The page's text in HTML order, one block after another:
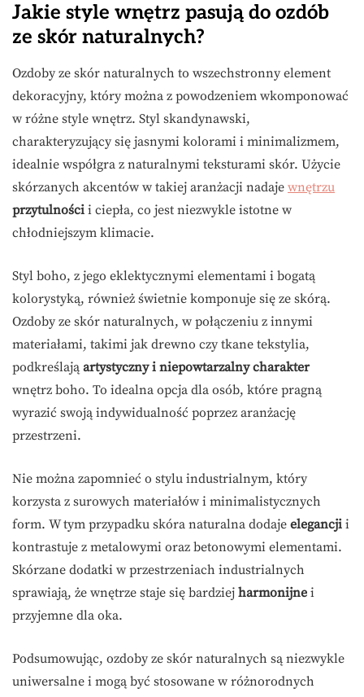
Jakie style wnętrz pasują do ozdób
ze skór naturalnych?
Ozdoby ze skór naturalnych to wszechstronny element
dekoracyjny, który można z powodzeniem wkomponować
w różne style wnętrz. Styl skandynawski,
charakteryzujący się jasnymi kolorami i minimalizmem,
idealnie współgra z naturalnymi teksturami skór. Użycie
skórzanych akcentów w takiej aranżacji nadaje wnętrzu
przytulności i ciepła, co jest niezwykle istotne w
chłodniejszym klimacie.
Styl boho, z jego eklektycznymi elementami i bogatą
kolorystyką, również świetnie komponuje się ze skórą.
Ozdoby ze skór naturalnych, w połączeniu z innymi
materiałami, takimi jak drewno czy tkane tekstylia,
podkreślają artystyczny i niepowtarzalny charakter
wnętrz boho. To idealna opcja dla osób, które pragną
wyrazić swoją indywidualność poprzez aranżację
przestrzeni.
Nie można zapomnieć o stylu industrialnym, który
korzysta z surowych materiałów i minimalistycznych
form. W tym przypadku skóra naturalna dodaje elegancji i
kontrastuje z metalowymi oraz betonowymi elementami.
Skórzane dodatki w przestrzeniach industrialnych
sprawiają, że wnętrze staje się bardziej harmonijne i
przyjemne dla oka.
Podsumowując, ozdoby ze skór naturalnych są niezwykle
uniwersalne i mogą być stosowane w różnorodnych